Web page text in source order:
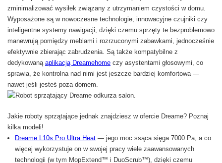
zminimalizować wysiłek związany z utrzymaniem czystości w domu.
Wyposażone są w nowoczesne technologie, innowacyjne czujniki czy
inteligentne systemy nawigacji, dzięki czemu sprzęty te bezproblemowo
manewrują pomiędzy meblami i rozrzuconymi zabawkami, jednocześnie
efektywnie zbierając zabrudzenia. Są także kompatybilne z
dedykowaną aplikacją Dreamehome czy asystentami głosowymi, co
sprawia, że kontrolna nad nimi jest jeszcze bardziej komfortowa —
nawet jeśli jesteś poza domem.
Jakie roboty sprzątające jednak znajdziesz w ofercie Dreame? Poznaj
kilka modeli!
Dreame L10s Pro Ultra Heat — jego moc ssąca sięga 7000 Pa, a co
więcej wykorzystuje on w swojej pracy wiele zaawansowanych
technologii (w tym MopExtend™ i DuoScrub™), dzięki czemu